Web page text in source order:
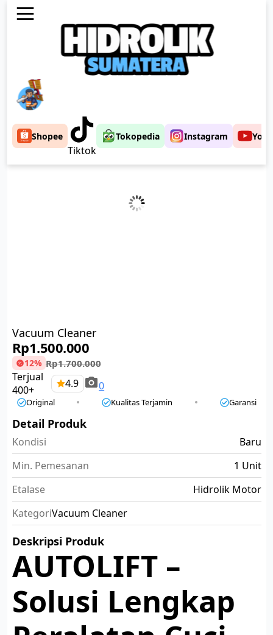
Shopee
Tiktok
Tokopedia Instagram
Vacuum Cleaner
Rp1.500.000
12% Rp1.700.000
Terjual
400+
4.9 0
Original Kualitas Terjamin Garansi
Detail Produk
Kondisi
Baru
Min. Pemesanan
1 Unit
Etalase
Hidrolik Motor
KategoriVacuum Cleaner
Deskripsi Produk
AUTOLIFT –
Solusi Lengkap